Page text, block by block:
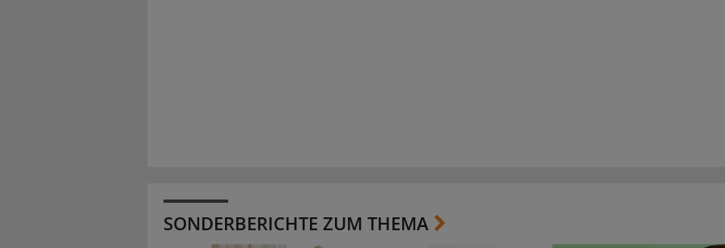
SONDERBERICHTE ZUM THEMA